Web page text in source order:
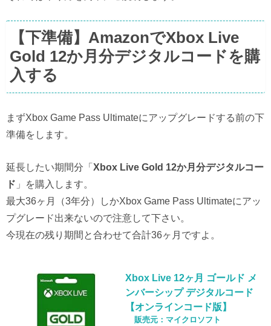
【下準備】AmazonでXbox Live
Gold 12か月分デジタルコードを購
入する
まずXbox Game Pass Ultimateにアップグレードする前の下
準備をします。
延長したい期間分「Xbox Live Gold 12か月分デジタルコー
ド 」を購入します。
最大36ヶ月（3年分）しかXbox Game Pass Ultimateにアッ
プグレード出来ないので注意して下さい。
今現在の残り期間と合わせて合計36ヶ月ですよ。
Xbox Live 12ヶ月 ゴールド メ
ンバーシップ デジタルコード
【オンラインコード版】
マイクロソフト